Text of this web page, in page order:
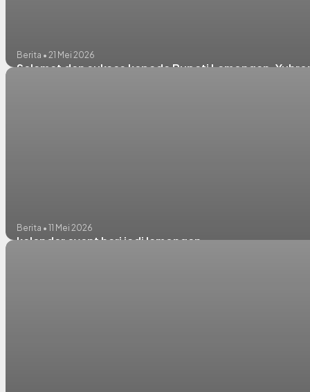
Berita • 21 Mei 2026
Selamat dan sukses kepada Bupati Lamongan,
Berita • 11 Mei 2026
kalender event hari jadi lamongan